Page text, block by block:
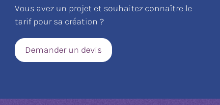
Vous avez un projet et souhaitez connaître le
tarif pour sa création ?
Demander un devis